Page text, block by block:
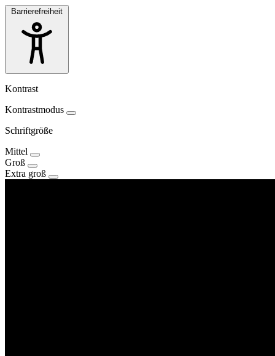
Barrierefreiheit
Kontrast
Kontrastmodus
Schriftgröße
Mittel
Groß
Extra groß